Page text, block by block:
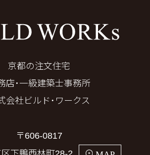
京都の注文住宅
店・一級建築士事務所
会社ビルド・ワークス
〒606-0817